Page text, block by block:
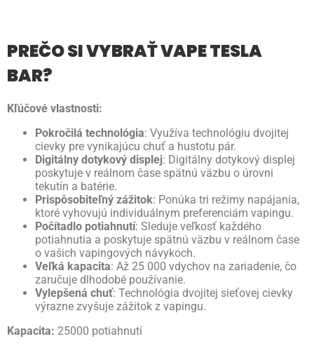
PREČO SI VYBRAŤ VAPE TESLA
BAR?
Kľúčové vlastnosti:
Pokročilá technológia: Využíva technológiu dvojitej
cievky pre vynikajúcu chuť a hustotu pár.
Digitálny dotykový displej: Digitálny dotykový displej
poskytuje v reálnom čase spätnú väzbu o úrovni
tekutín a batérie.
Prispôsobiteľný zážitok: Ponúka tri režimy napájania,
ktoré vyhovujú individuálnym preferenciám vapingu.
Počítadlo potiahnutí: Sleduje veľkosť každého
potiahnutia a poskytuje spätnú väzbu v reálnom čase
o vašich vapingových návykoch.
Veľká kapacita: Až 25 000 vdychov na zariadenie, čo
zaručuje dlhodobé používanie.
Vylepšená chuť: Technológia dvojitej sieťovej cievky
výrazne zvyšuje zážitok z vapingu.
Kapacita: 25000 potiahnutí